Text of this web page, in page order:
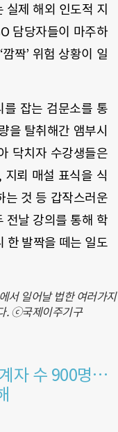
실제 해외 인도적 지
담당자들이 마주하
짝’ 위험 상황이 일
를 잡는 검문소를 통
을 탈취해간 앰부시
닥치자 수강생들은
뢰 매설 표식을 식
는 것 등 갑작스러운
전날 강의를 통해 학
한 발짝을 떼는 일도
서 일어날 법한 여러가
. ⓒ국제이주기구
자 수 900명…